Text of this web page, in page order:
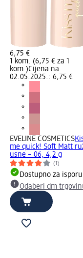
6,75 €
1 kom. (6,75 € za 1
kom.)Cijena na
02.05.2025.: 6,75 €
EVELINE COSMETICS
me quick! Soft Matt
usne – 06, 4,2 g
(1)
Dostupno za
Odaberi dm